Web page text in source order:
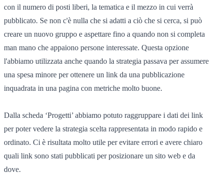
con il numero di posti liberi, la tematica e il mezzo in cui verrà
pubblicato. Se non c'è nulla che si adatti a ciò che si cerca, si può
creare un nuovo gruppo e aspettare fino a quando non si completa
man mano che appaiono persone interessate. Questa opzione
l'abbiamo utilizzata anche quando la strategia passava per assumere
una spesa minore per ottenere un link da una pubblicazione
inquadrata in una pagina con metriche molto buone.
Dalla scheda ‘Progetti’ abbiamo potuto raggruppare i dati dei link
per poter vedere la strategia scelta rappresentata in modo rapido e
ordinato. Ci è risultata molto utile per evitare errori e avere chiaro
quali link sono stati pubblicati per posizionare un sito web e da
dove.